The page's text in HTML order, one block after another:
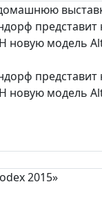
новую модель
новую модель
2015»